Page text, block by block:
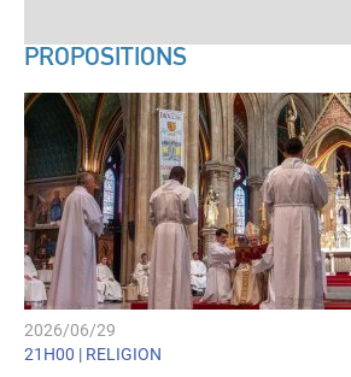
PROPOSITIONS
2026/06/29
21H00 | RELIGION